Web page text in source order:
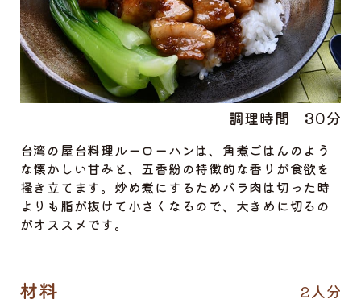
調理時間 30分
台湾の屋台料理ルーローハンは、角煮ごはんのよう
な懐かしい甘みと、五香紛の特徴的な香りが食欲を
掻き立てます。炒め煮にするためバラ肉は切った時
よりも脂が抜けて小さくなるので、大きめに切るの
がオススメです。
2人分